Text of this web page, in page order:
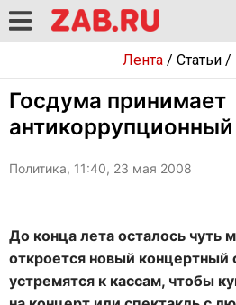
Лента/ Статьи/
Госдума принимает
антикоррупционный
Политика, 11:40, 23 мая 2008
До конца лета осталось чуть
откроется новый концертный
устремятся к кассам, чтобы